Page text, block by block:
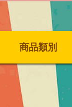
商品類別